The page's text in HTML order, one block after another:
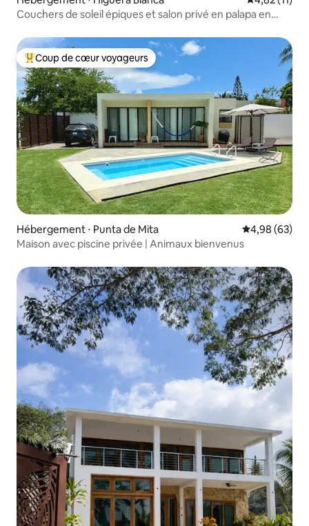
Couchers de soleil épiques et salon privé en palapa en
Coups de cœur voyageurs les plus appréciés
Coup de cœur voyageurs
Hébergement ⋅ Punta de Mita Évaluation
4,98 (63)
Maison avec piscine privée | Animaux bienvenus